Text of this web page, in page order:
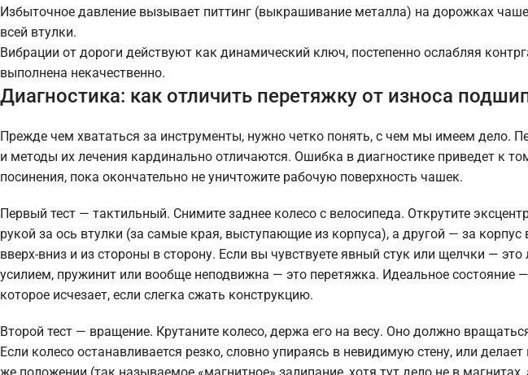
Избыточное давление вызывает питтинг (выкрашивание металла) на дорожках
всей втулки.
Вибрации от дороги действуют как динамический ключ, постепенно ослабляя
выполнена некачественно.
Диагностика: как отличить перетяжку от износа
Прежде чем хвататься за инструменты, нужно четко понять, с чем мы имеем дело.
и методы их лечения кардинально отличаются. Ошибка в диагностике приведет к
посинения, пока окончательно не уничтожите рабочую поверхность чашек.
Первый тест — тактильный. Снимите заднее колесо с велосипеда. Открутите
рукой за ось втулки (за самые края, выступающие из корпуса), а другой — за
вверх-вниз и из стороны в сторону. Если вы чувствуете явный стук или щелчки —
усилием, пружинит или вообще неподвижна — это перетяжка. Идеальное состояние
которое исчезает, если слегка сжать конструкцию.
Второй тест — вращение. Крутаните колесо, держа его на весу. Оно должно
Если колесо останавливается резко, словно упираясь в невидимую стену, или
же положении (так называемое «магнитное» залипание, хотя тут дело не в